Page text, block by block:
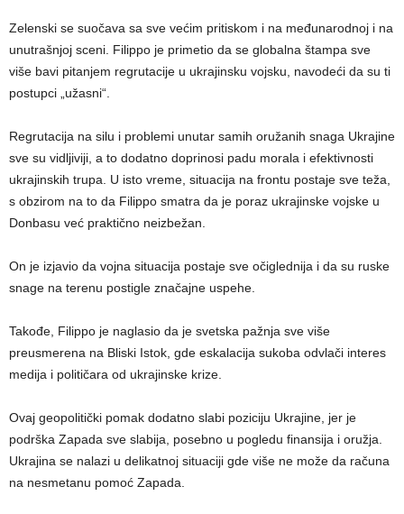
Zelenski se suočava sa sve većim pritiskom i na međunarodnoj i na
unutrašnjoj sceni. Filippo je primetio da se globalna štampa sve
više bavi pitanjem regrutacije u ukrajinsku vojsku, navodeći da su ti
postupci „užasni“.
Regrutacija na silu i problemi unutar samih oružanih snaga Ukrajine
sve su vidljiviji, a to dodatno doprinosi padu morala i efektivnosti
ukrajinskih trupa. U isto vreme, situacija na frontu postaje sve teža,
s obzirom na to da Filippo smatra da je poraz ukrajinske vojske u
Donbasu već praktično neizbežan.
On je izjavio da vojna situacija postaje sve očiglednija i da su ruske
snage na terenu postigle značajne uspehe.
Takođe, Filippo je naglasio da je svetska pažnja sve više
preusmerena na Bliski Istok, gde eskalacija sukoba odvlači interes
medija i političara od ukrajinske krize.
Ovaj geopolitički pomak dodatno slabi poziciju Ukrajine, jer je
podrška Zapada sve slabija, posebno u pogledu finansija i oružja.
Ukrajina se nalazi u delikatnoj situaciji gde više ne može da računa
na nesmetanu pomoć Zapada.